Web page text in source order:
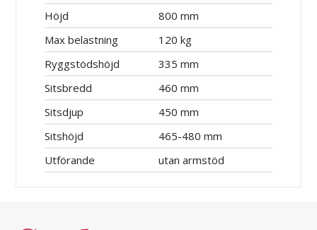
Höjd
800 mm
Max belastning
120 kg
Ryggstödshöjd
335 mm
Sitsbredd
460 mm
Sitsdjup
450 mm
Sitshöjd
465-480 mm
Utförande
utan armstöd